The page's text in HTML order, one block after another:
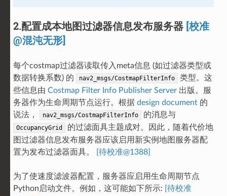
2.配置成本地图过滤器信息发布服务器 [校准
@混沌无形]
每个costmap过滤器读取传入meta信息 (如过滤器类型或
数据转换系数) 的
nav2_msgs/CostmapFilterInfo
类型。这
些信息由 Costmap Filter Info Publisher Server出版。服
务器作为生命周期节点运行。根据 design document的
说法，
nav2_msgs/CostmapFilterInfo 的消息与
OccupancyGrid
的过滤面具主题成对。因此，随着代价地
图过滤器信息发布服务器应该启用新实例地图服务器配
置为发布过滤器面具。
[待校准@1388]
为了使速度滤波器配置，服务器应启用生命周期节点
Python启动文件。例如，这可能如下所示:
[待校准